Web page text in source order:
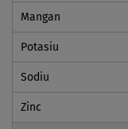
Mangan
Potasiu
Sodiu
Zinc